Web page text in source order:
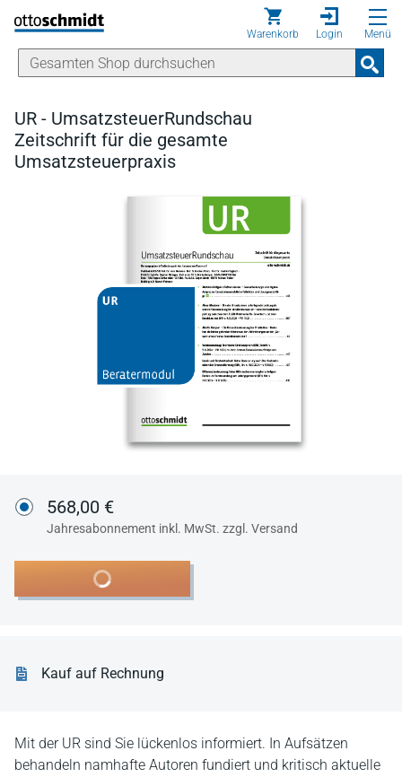
Direkt zum Inhalt
Warenkorb Login Menü
UR - UmsatzsteuerRundschau
Zeitschrift für die gesamte
Umsatzsteuerpraxis
Mit der UR sind Sie lückenlos informiert. In Aufsätzen
behandeln namhafte Autoren fundiert und kritisch aktuelle
568,00 €
Jahresabonnement inkl. MwSt. zzgl. Versand
In den Warenkorb
Kauf auf Rechnung